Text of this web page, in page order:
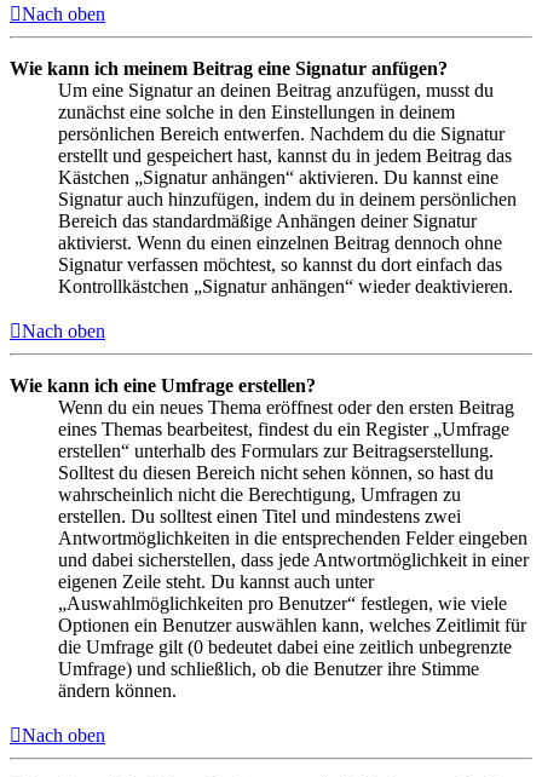
Nach oben
Wie kann ich meinem Beitrag eine Signatur anfügen?
Um eine Signatur an deinen Beitrag anzufügen, musst du
zunächst eine solche in den Einstellungen in deinem
persönlichen Bereich entwerfen. Nachdem du die Signatur
erstellt und gespeichert hast, kannst du in jedem Beitrag das
Kästchen „Signatur anhängen“ aktivieren. Du kannst eine
Signatur auch hinzufügen, indem du in deinem persönlichen
Bereich das standardmäßige Anhängen deiner Signatur
aktivierst. Wenn du einen einzelnen Beitrag dennoch ohne
Signatur verfassen möchtest, so kannst du dort einfach das
Kontrollkästchen „Signatur anhängen“ wieder deaktivieren.
Nach oben
Wie kann ich eine Umfrage erstellen?
Wenn du ein neues Thema eröffnest oder den ersten Beitrag
eines Themas bearbeitest, findest du ein Register „Umfrage
erstellen“ unterhalb des Formulars zur Beitragserstellung.
Solltest du diesen Bereich nicht sehen können, so hast du
wahrscheinlich nicht die Berechtigung, Umfragen zu
erstellen. Du solltest einen Titel und mindestens zwei
Antwortmöglichkeiten in die entsprechenden Felder eingeben
und dabei sicherstellen, dass jede Antwortmöglichkeit in einer
eigenen Zeile steht. Du kannst auch unter
„Auswahlmöglichkeiten pro Benutzer“ festlegen, wie viele
Optionen ein Benutzer auswählen kann, welches Zeitlimit für
die Umfrage gilt (0 bedeutet dabei eine zeitlich unbegrenzte
Umfrage) und schließlich, ob die Benutzer ihre Stimme
ändern können.
Nach oben